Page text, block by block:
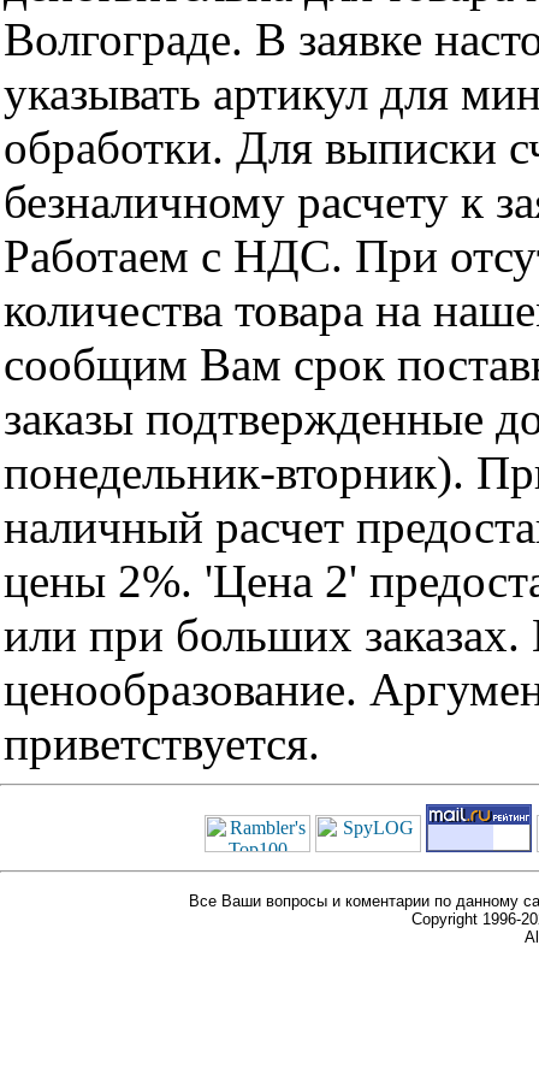
Волгограде. В заявке
указывать артикул для
обработки. Для выписки
безналичному расчету к
Работаем с НДС. При
количества товара на
сообщим Вам срок
заказы подтвержденные
понедельник-вторник).
наличный расчет
цены 2%. 'Цена 2'
или при больших
ценообразование.
приветствуется.
Все Ваши вопросы и коментарии по данному
Copyright 1996-